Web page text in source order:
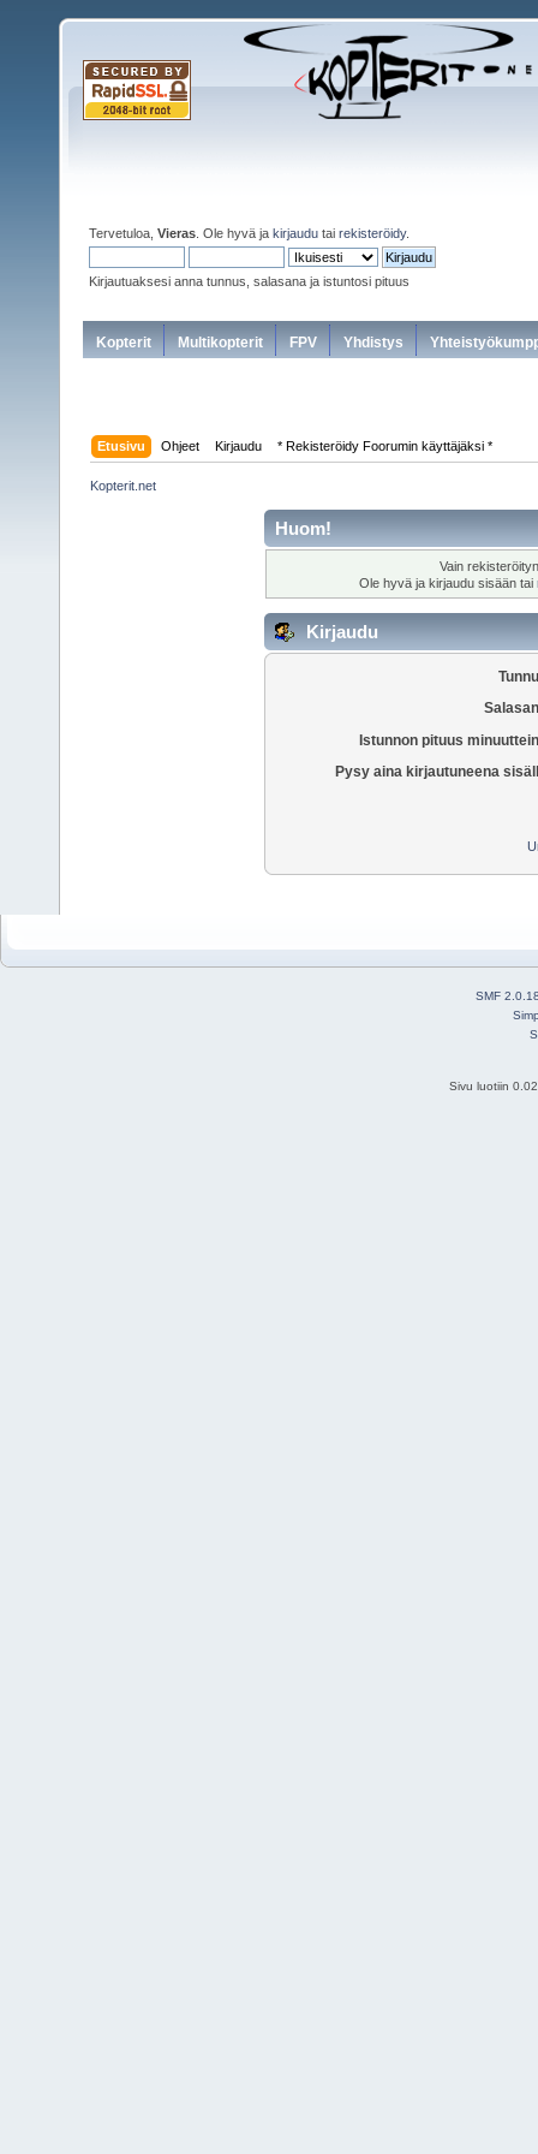
Tervetuloa, Vieras . Ole hyvä ja kirjaudu tai rekisteröidy.
Kirjautuaksesi anna tunnus, salasana ja istuntosi pituus
Kopterit Multikopterit FPV Yhdistys
Etusivu Ohjeet Kirjaudu * Rekisteröidy Foorumin käyttäjäksi *
Kopterit.net
Huom!
Vain
Ole hyvä ja kirjaudu sisään tai
Kirjaudu
Istunnon pituus
Pysy aina kirjautuneena
SMF
Sivu luotiin